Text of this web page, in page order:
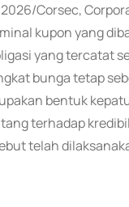
Corsec,
kupon yang
yang tercatat
bunga tetap
bentuk
terhadap
telah